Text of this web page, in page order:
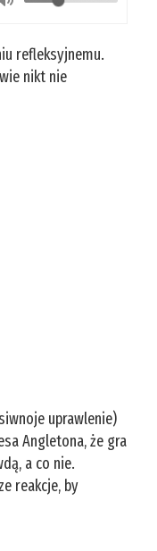
refleksyjnemu.
nikt nie
uprawlenie)
Angletona, że gra
a co nie.
reakcje, by